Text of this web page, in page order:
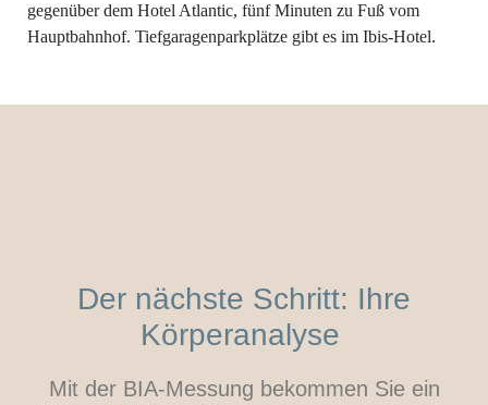
gegen­über dem Hotel Atlan­tic, fünf Minu­ten zu Fuß vom
Haupt­bahn­hof. Tief­ga­ra­gen­park­plät­ze gibt es im Ibis-Hotel.
Der nächs­te Schritt: Ihre
Körperanalyse
Mit der BIA-Mes­sung bekom­men Sie ein